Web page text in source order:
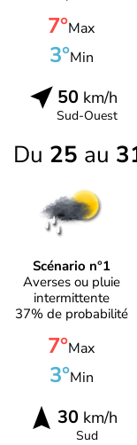
7°Max
3°Min
50km/h
Sud-Ouest
Du 25 au
Scénario n°1
Averses ou pluie
intermittente
37% de probabilité
7°Max
3°Min
30km/h
Sud